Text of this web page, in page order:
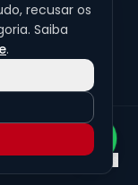
de cookies
recusar os
Saiba
.